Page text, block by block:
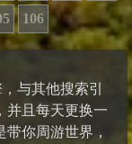
106
与其他搜索引
并且每天更换一
你周游世界，